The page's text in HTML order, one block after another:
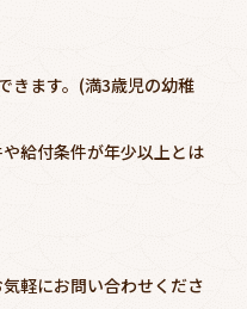
きます。(満3歳児の幼稚
給付条件が年少以上とは
軽にお問い合わせくださ